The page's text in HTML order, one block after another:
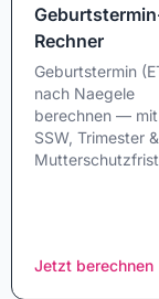
Rechner
Geburtstermin
nach Naegele
berechnen — mit
SSW, Trimester &
Jetzt berechnen